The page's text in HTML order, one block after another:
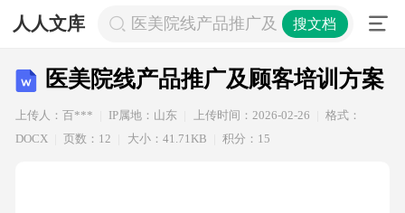
人人文库 医美院线产品推广及顾客培训方案
搜文档
医美院线产品推广及顾客培训方案
上传人：百*** IP属地：山东 上传时间：2026-02-26
格式：
DOCX
页数：12 大小：41.71KB 积分：15